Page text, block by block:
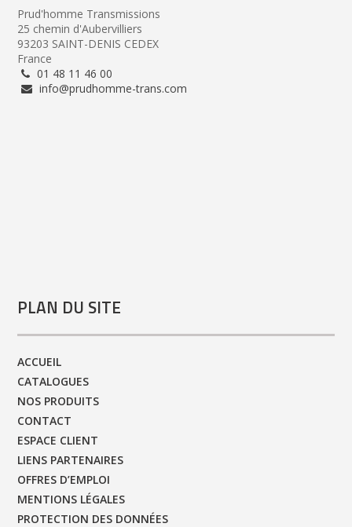
Prud'homme Transmissions
25 chemin d'Aubervilliers
93203 SAINT-DENIS CEDEX
France
01 48 11 46 00
info@prudhomme-trans.com
PLAN DU SITE
ACCUEIL
CATALOGUES
NOS PRODUITS
CONTACT
ESPACE CLIENT
LIENS PARTENAIRES
OFFRES D’EMPLOI
MENTIONS LÉGALES
PROTECTION DES DONNÉES